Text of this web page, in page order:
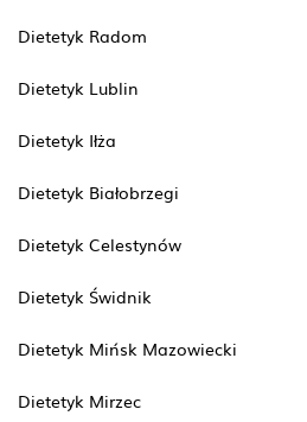
Dietetyk Radom
Dietetyk Lublin
Dietetyk Iłża
Dietetyk Białobrzegi
Dietetyk Celestynów
Dietetyk Świdnik
Dietetyk Mińsk Mazowiecki
Dietetyk Mirzec